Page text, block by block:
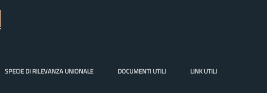
SPECIE DI RILEVANZA UNIONALE DOCUMENTI UTILI LINK UTILI